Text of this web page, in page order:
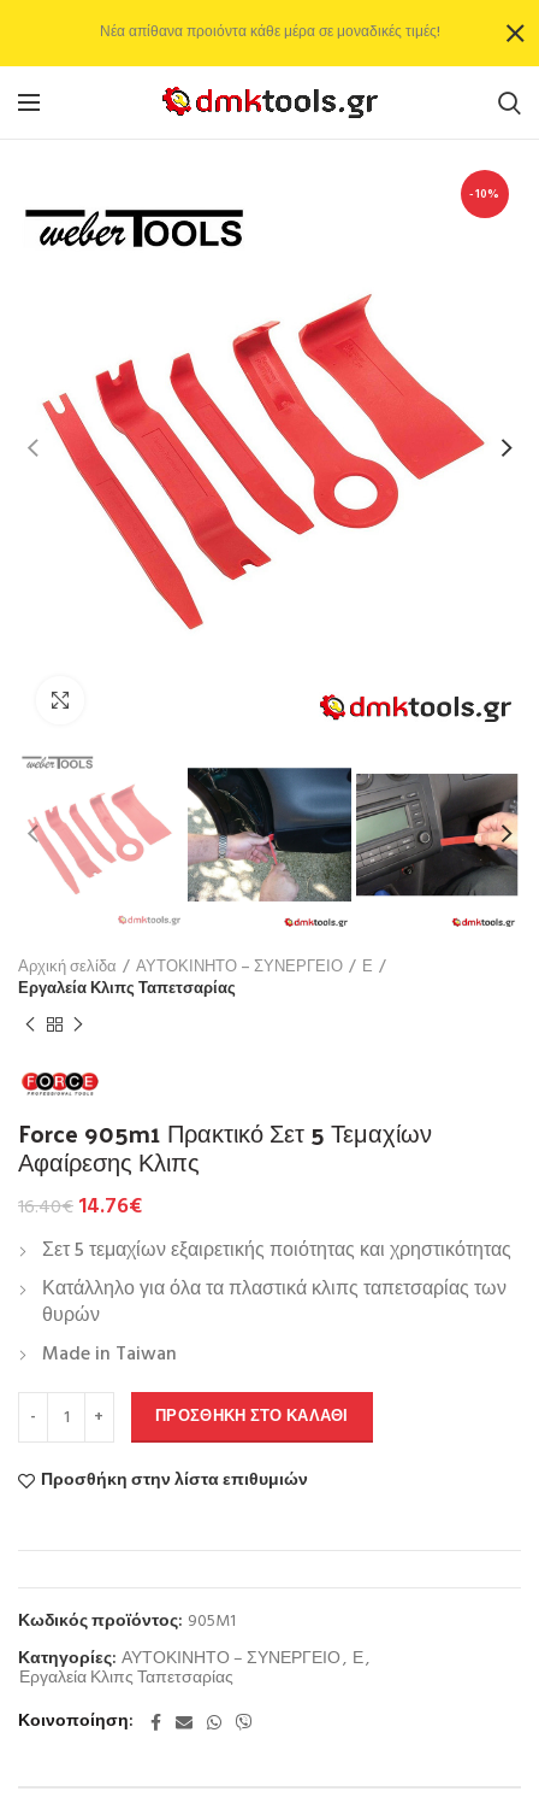
-10%
Αρχική σελίδα ΑΥΤΟΚΙΝΗΤΟ – ΣΥΝΕΡΓΕΙΟ
Ε
Εργαλεία Κλιπς Ταπετσαρίας
Force 905m1 Πρακτικό Σετ 5 Τεμαχίων
Αφαίρεσης Κλιπς
16.40€14.76€
Σετ 5 τεμαχίων εξαιρετικής ποιότητας και χρηστικότητας
Κατάλληλο για όλα τα πλαστικά κλιπς ταπετσαρίας των
θυρών
Made in Taiwan
ΠΡΟΣΘΉΚΗ ΣΤΟ ΚΑΛΆΘΙ
Προσθήκη στην λίστα επιθυμιών
Κωδικός προϊόντος: 905M1
Κατηγορίες: ΑΥΤΟΚΙΝΗΤΟ – ΣΥΝΕΡΓΕΙΟ, Ε,
Εργαλεία Κλιπς Ταπετσαρίας
Κοινοποίηση
Νέα απίθανα προιόντα κάθε μέρα σε μοναδικές τιμές!